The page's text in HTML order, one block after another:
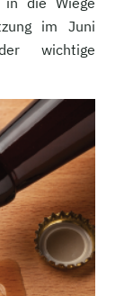
im Juni
wichtige